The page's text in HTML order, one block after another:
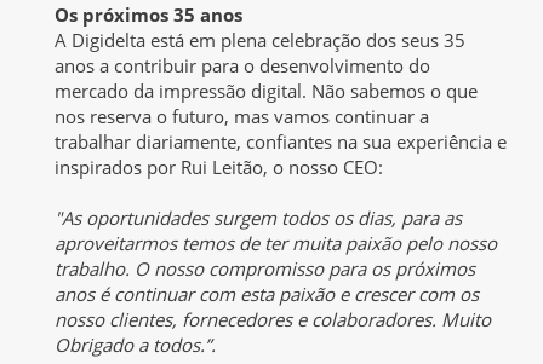
Os próximos 35 anos
A Digidelta está em plena celebração dos seus 35
anos a contribuir para o desenvolvimento do
mercado da impressão digital. Não sabemos o que
nos reserva o futuro, mas vamos continuar a
trabalhar diariamente, confiantes na sua experiência e
inspirados por Rui Leitão, o nosso CEO:
"As oportunidades surgem todos os dias, para as
aproveitarmos temos de ter muita paixão pelo nosso
trabalho. O nosso compromisso para os próximos
anos é continuar com esta paixão e crescer com os
nosso clientes, fornecedores e colaboradores. Muito
Obrigado a todos.”.